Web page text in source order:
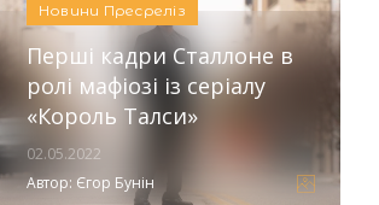
Новини Пресреліз
Перші кадри Сталлоне в
ролі мафіозі із серіалу
«Король Талси»
02.05.2022
Автор: Єгор Бунін